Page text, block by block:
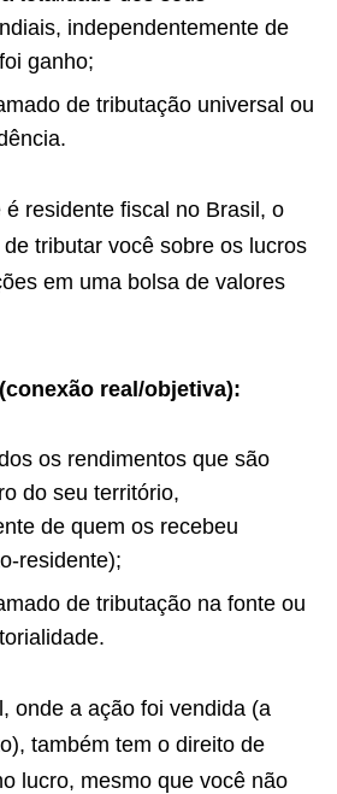
independentemente de
ganho;
de tributação universal ou
é residente fiscal no Brasil, o
tributar você sobre os lucros
em uma bolsa de valores
real/objetiva):
os rendimentos que são
do seu território,
de quem os recebeu
residente);
de tributação na fonte ou
onde a ação foi vendida (a
também tem o direito de
lucro, mesmo que você não